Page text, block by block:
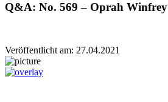
Q&A: No. 569 – Oprah Winfrey
Veröffentlicht am: 27.04.2021